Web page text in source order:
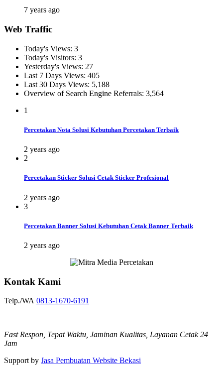
7 years ago
Web Traffic
Today's Views: 3
Today's Visitors: 3
Yesterday's Views: 27
Last 7 Days Views: 405
Last 30 Days Views: 5,188
Overview of Search Engine Referrals: 3,564
1
Percetakan Nota Solusi Kebutuhan Percetakan Terbaik
2 years ago
2
Percetakan Sticker Solusi Cetak Sticker Profesional
2 years ago
3
Percetakan Banner Solusi Kebutuhan Cetak Banner Terbaik
2 years ago
Kontak Kami
Telp./WA 0813-1670-6191
Fast Respon, Tepat Waktu, Jaminan Kualitas, Layanan Cetak 24
Jam
Support by Jasa Pembuatan Website Bekasi